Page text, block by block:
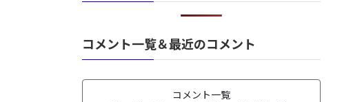
都城制 (1) 鎖国(4) 革命 (1)
コメント一覧＆最近のコメント
コメント一覧